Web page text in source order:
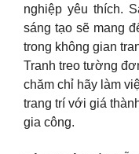
nghiệp yêu thích.
sáng tạo sẽ mang
trong không gian
Tranh treo tường
chăm chỉ hãy làm
trang trí với giá
gia công.